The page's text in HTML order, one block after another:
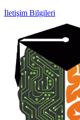
İletişim Bilgileri